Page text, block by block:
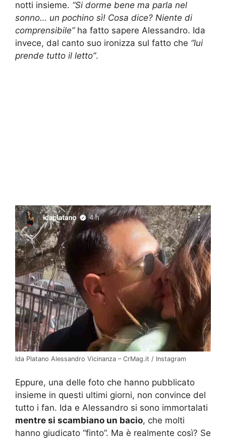
notti insieme. “Si dorme bene ma parla nel
sonno… un pochino sì! Cosa dice? Niente di
comprensibile”ha fatto sapere Alessandro. Ida
invece, dal canto suo ironizza sul fatto che “lui
prende tutto il letto”.
Ida Platano Alessandro Vicinanza – CrMag.it / Instagram
Eppure, una delle foto che hanno pubblicato
insieme in questi ultimi giorni, non convince del
tutto i fan. Ida e Alessandro si sono immortalati
mentre si scambiano un bacio, che molti
hanno giudicato “finto”. Ma è realmente così? Se